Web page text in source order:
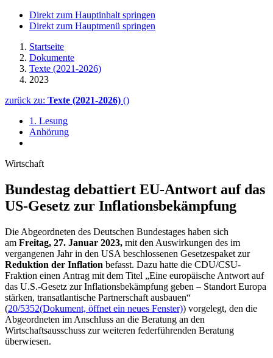
Direkt zum Hauptinhalt springen
Direkt zum Hauptmenü springen
Startseite
Dokumente
Texte (2021-2026)
2023
zurück zu: Texte (2021-2026) ()
1. Lesung
Anhörung
Wirtschaft
Bundestag debattiert EU-Antwort auf das
US-Gesetz zur Inflationsbekämpfung
Die Abgeordneten des Deutschen Bundestages haben sich
am Freitag, 27. Januar 2023, mit den Auswirkungen des im
vergangenen Jahr in den USA beschlossenen Gesetzespaket zur
Reduktion der Inflation befasst. Dazu hatte die CDU/CSU-
Fraktion einen Antrag mit dem Titel „Eine europäische Antwort auf
das U.S.-Gesetz zur Inflationsbekämpfung geben – Standort Europa
stärken, transatlantische Partnerschaft ausbauen“
(20/5352(Dokument, öffnet ein neues Fenster)) vorgelegt, den die
Abgeordneten im Anschluss an die Beratung an den
Wirtschaftsausschuss zur weiteren federführenden Beratung
überwiesen.